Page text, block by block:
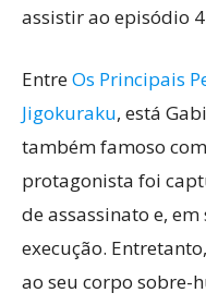
assistir ao episódio
EntreOs Principais
Jigokuraku, está
também famoso
protagonista foi
de assassinato e,
execução.
ao seu corpo sobre-